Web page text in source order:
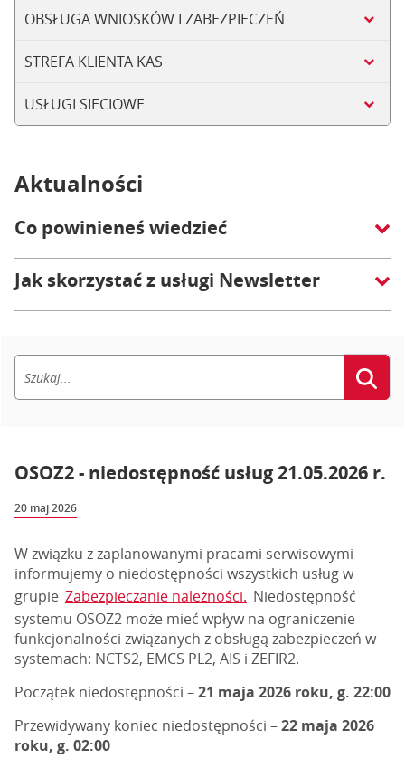
OBSŁUGA WNIOSKÓW I ZABEZPIECZEŃ
STREFA KLIENTA KAS
USŁUGI SIECIOWE
Aktualności
Co powinieneś wiedzieć
Jak skorzystać z usługi Newsletter
OSOZ2 - niedostępność usług 21.05.2026 r.
20 maj 2026
W związku z zaplanowanymi pracami serwisowymi
informujemy o niedostępności wszystkich usług w
grupie Zabezpieczanie należności. Niedostępność
systemu OSOZ2 może mieć wpływ na ograniczenie
funkcjonalności związanych z obsługą zabezpieczeń w
systemach: NCTS2, EMCS PL2, AIS i ZEFIR2.
Początek niedostępności –21 maja 2026 roku, g. 22:00
Przewidywany koniec niedostępności –22 maja 2026
roku, g. 02:00